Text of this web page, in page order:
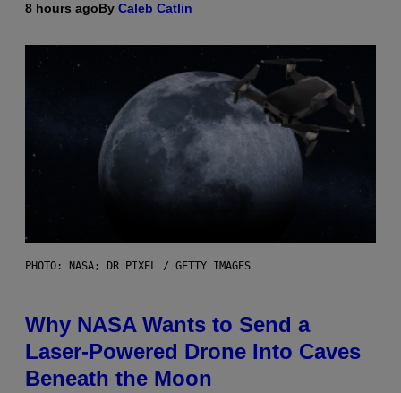
8 hours agoBy Caleb Catlin
PHOTO: NASA; DR PIXEL / GETTY IMAGES
Why NASA Wants to Send a
Laser-Powered Drone Into Caves
Beneath the Moon